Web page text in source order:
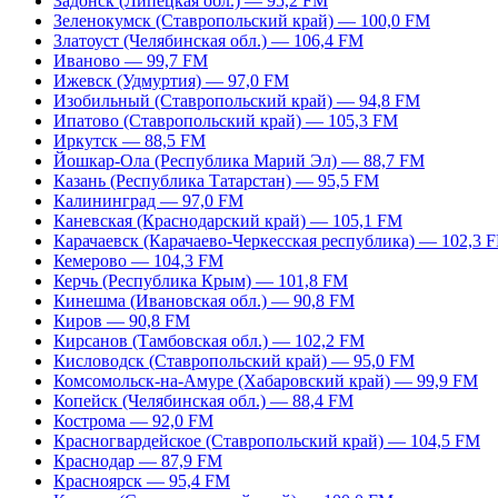
Зеленокумск (Ставропольский край) — 100,0 FM
Златоуст (Челябинская обл.) — 106,4 FM
Иваново — 99,7 FM
Ижевск (Удмуртия) — 97,0 FM
Изобильный (Ставропольский край) — 94,8 FM
Ипатово (Ставропольский край) — 105,3 FM
Иркутск — 88,5 FM
Йошкар-Ола (Республика Марий Эл) — 88,7 FM
Казань (Республика Татарстан) — 95,5 FM
Калининград — 97,0 FM
Каневская (Краснодарский край) — 105,1 FM
Карачаевск (Карачаево-Черкесская республика) — 102,3
Кемерово — 104,3 FM
Керчь (Республика Крым) — 101,8 FM
Кинешма (Ивановская обл.) — 90,8 FM
Киров — 90,8 FM
Кирсанов (Тамбовская обл.) — 102,2 FM
Кисловодск (Ставропольский край) — 95,0 FM
Комсомольск-на-Амуре (Хабаровский край) — 99,9 FM
Копейск (Челябинская обл.) — 88,4 FM
Кострома — 92,0 FM
Красногвардейское (Ставропольский край) — 104,5 FM
Краснодар — 87,9 FM
Красноярск — 95,4 FM